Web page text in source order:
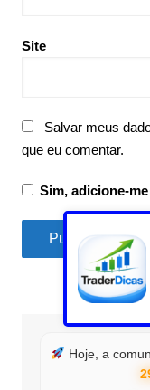
Site
Salvar meus
que eu comentar.
Sim, adicione-
Hoje, a